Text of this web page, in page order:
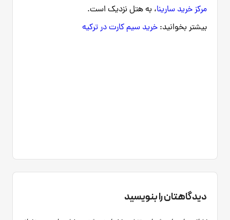
مرکز خرید سارینا، به هتل نزدیک است.
بیشتر بخوانید: خرید سیم کارت در ترکیه
دیدگاهتان را بنویسید